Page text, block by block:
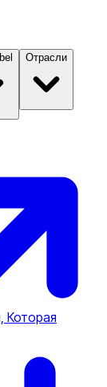
Отрасли
Которая